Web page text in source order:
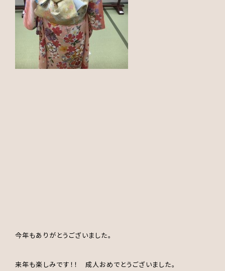
今年もありがとうございました。
来年も楽しみです！！ 成人おめでとうございました。